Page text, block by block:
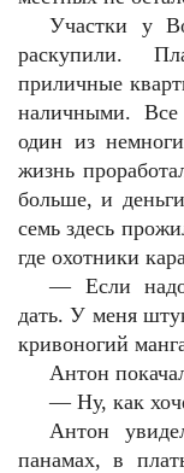
Участки у
раскупили.
приличные
наличными.
один из
жизнь
больше, и
семь здесь
где охотники
— Если
дать. У меня
кривоногий
Антон
—Ну, как
Антон
панамах, в